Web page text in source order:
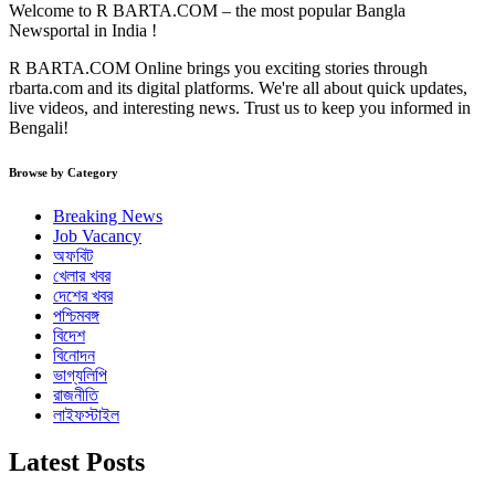
Welcome to R BARTA.COM – the most popular Bangla
Newsportal in India !
R BARTA.COM Online brings you exciting stories through
rbarta.com and its digital platforms. We're all about quick updates,
live videos, and interesting news. Trust us to keep you informed in
Bengali!
Browse by Category
Breaking News
Job Vacancy
অফবিট
খেলার খবর
দেশের খবর
পশ্চিমবঙ্গ
বিদেশ
বিনোদন
ভাগ্যলিপি
রাজনীতি
লাইফস্টাইল
Latest Posts